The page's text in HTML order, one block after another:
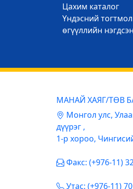
Цахим каталог
Үндэсний
өгүүллийн
МАНАЙ ХАЯГ/ТӨВ
Mонгол улс,
дүүрэг ,
1-р хороо,
Факс: (+976-11)
Утас: (+976-11)